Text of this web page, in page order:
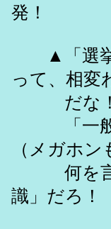
発！
▲「選挙
って、相変
だな！
「一般市
（メガホ
何を言お
識」だろ！